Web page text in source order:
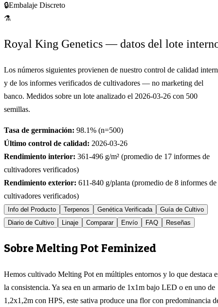
🔒Embalaje Discreto
⚗
Royal King Genetics — datos del lote
Los números siguientes provienen de nuestro control de calidad
y de los informes verificados de cultivadores — no marketing del
banco. Medidos sobre un lote analizado el 2026-03-26 con 500
semillas.
Tasa de germinación: 98.1% (n=500)
Último control de calidad: 2026-03-26
Rendimiento interior: 361-496 g/m² (promedio de 17 informes de
cultivadores verificados)
Rendimiento exterior: 611-840 g/planta (promedio de 8 informes de
cultivadores verificados)
Info del Producto Terpenos Genética Verificada
Guía de Cultivo
Diario de Cultivo
Linaje Comparar Envío FAQ Reseñas
Sobre Melting Pot Feminized
Hemos cultivado Melting Pot en múltiples entornos y lo que destaca
la consistencia. Ya sea en un armario de 1x1m bajo LED o en uno de
1,2x1,2m con HPS, este sativa produce una flor con predominancia